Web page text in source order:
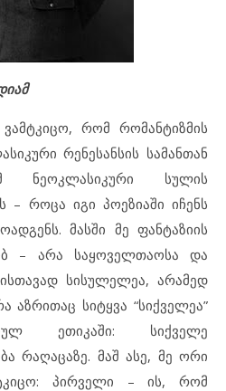
რომ რომანტიზმის
რენესანსის სამანთან
სულის
– როცა იგი პოეზიაში იჩენს
მასში მე ფანტაზიის
– არა საყოველთაოსა და
სისულელეა, არამედ
აზრითაც სიტყვა “სიქველეა”
ეთიკაში: სიქველე
რაღაცაზე. მაშ ასე, მე ორი
პირველი – ის, რომ